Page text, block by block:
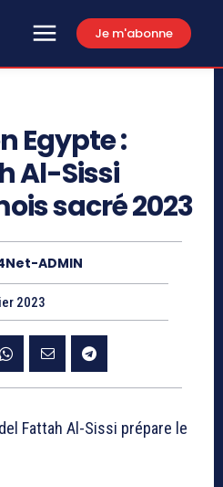
Je m'abonne
Egypte :
Al-Sissi
sacré 2023
ADMIN
2023
Fattah Al-Sissi prépare le